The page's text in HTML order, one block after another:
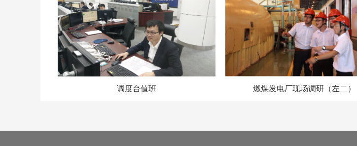
调度台值班 燃煤发电厂现场调研（左二）